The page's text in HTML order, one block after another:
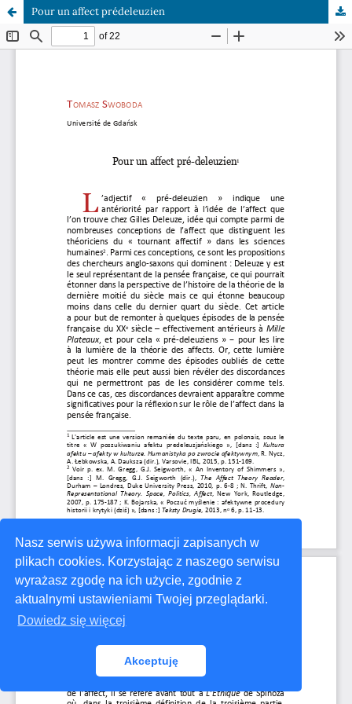
Nasz serwis używa informacji zapisanych w
plikach cookies. Korzystając z naszego serwisu
wyrażasz zgodę na ich użycie, zgodnie z
aktualnymi ustawieniami Twojej przeglądarki.
Dowiedz się więcej
Akceptuję
Pour un affect prédeleuzien